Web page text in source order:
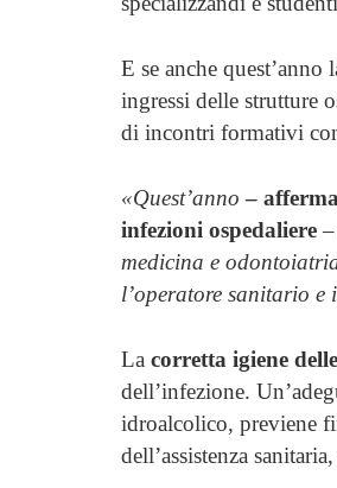
E se anche
ingressi delle strutture
di incontri formativi
«Quest’anno –
infezioni ospedaliere–
medicina e
l’operatore sanitario
La corretta igiene
dell’infezione.
idroalcolico, previene
dell’assistenza